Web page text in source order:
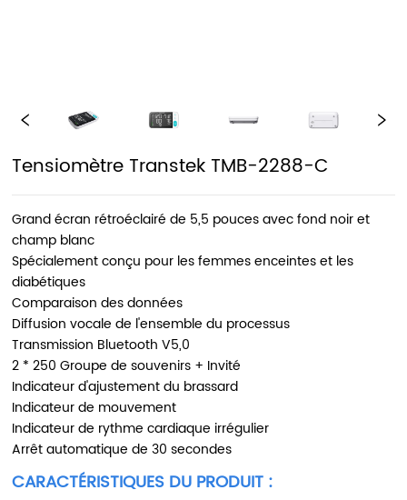
Tensiomètre Transtek TMB-2288-C
Grand écran rétroéclairé de 5,5 pouces avec fond noir et
champ blanc
Spécialement conçu pour les femmes enceintes et les
diabétiques
Comparaison des données
Diffusion vocale de l'ensemble du processus
Transmission Bluetooth V5,0
2 * 250 Groupe de souvenirs + Invité
Indicateur d'ajustement du brassard
Indicateur de mouvement
Indicateur de rythme cardiaque irrégulier
Arrêt automatique de 30 secondes
CARACTÉRISTIQUES DU PRODUIT :